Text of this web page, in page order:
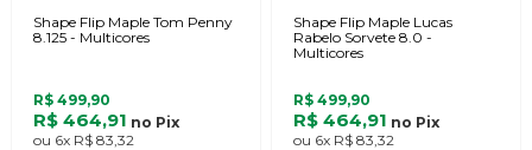
Shape Flip Maple Tom Penny
8.125 - Multicores
R$ 499,90
R$ 464,91 no Pix
ou 6x R$ 83,32
Shape Flip Maple Lucas
Rabelo Sorvete 8.0 -
Multicores
R$ 499,90
R$ 464,91 no Pix
ou 6x R$ 83,32